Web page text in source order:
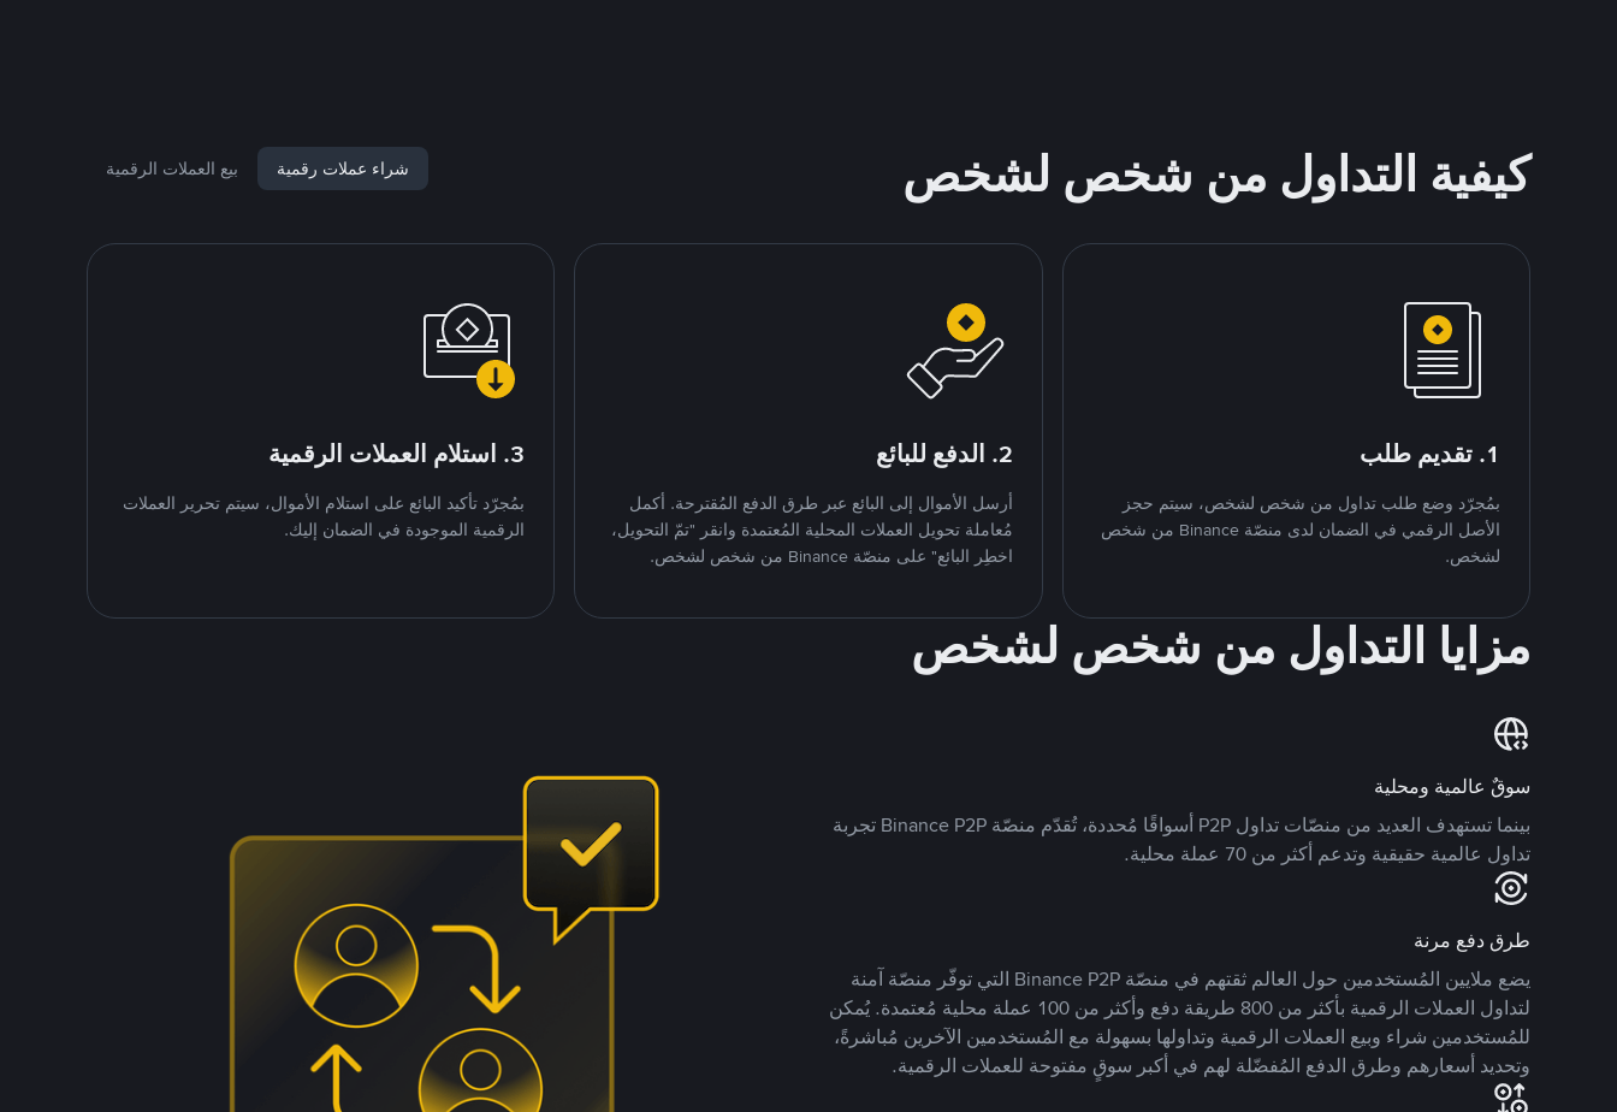
كيفية التداول من شخص لشخص شراء عملات رقمية بيع العملات الرقمية
1. تقديم طلب
بمُجرّد وضع طلب تداول من شخص لشخص، سيتم حجز
الأصل الرقمي في الضمان لدى منصّة Binance من شخص
لشخص.
2. الدفع للبائع
أرسل الأموال إلى البائع عبر طرق الدفع المُقترحة. أكمل
مُعاملة تحويل العملات المحلية المُعتمدة وانقر "تمّ التحويل،
اخطِر البائع" على منصّة Binance من شخص لشخص.
3. استلام العملات الرقمية
بمُجرّد تأكيد البائع على استلام الأموال، سيتم تحرير العملات
الرقمية الموجودة في الضمان إليك.
مزايا التداول من شخص لشخص
سوقٌ عالمية ومحلية
بينما تستهدف العديد من منصّات تداول P2P أسواقًا مُحددة، تُقدّم منصّة Binance P2P تجربة
تداول عالمية حقيقية وتدعم أكثر من 70 عملة محلية.
طرق دفع مرنة
يضع ملايين المُستخدمين حول العالم ثقتهم في منصّة Binance P2P التي توفّر منصّة آمنة
لتداول العملات الرقمية بأكثر من 800 طريقة دفع وأكثر من 100 عملة محلية مُعتمدة. يُمكن
للمُستخدمين شراء وبيع العملات الرقمية وتداولها بسهولة مع المُستخدمين الآخرين مُباشرةً،
وتحديد أسعارهم وطرق الدفع المُفضّلة لهم في أكبر سوقٍ مفتوحة للعملات الرقمية.